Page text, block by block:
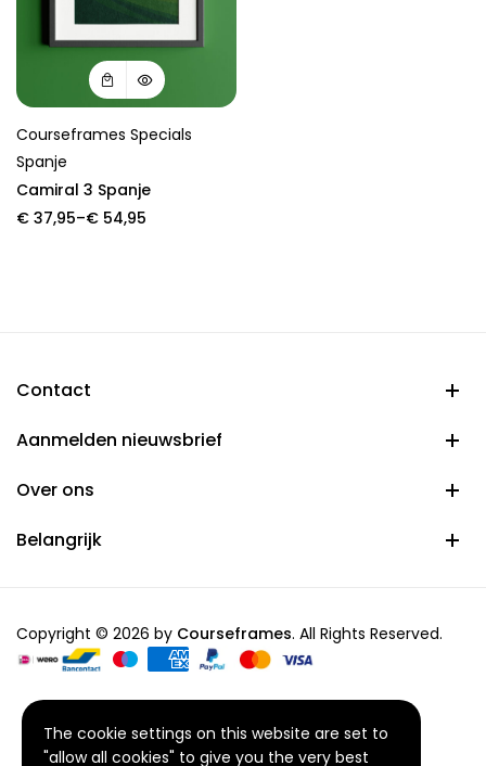
Courseframes Specials
Spanje
Camiral 3 Spanje
€ 37,95–€ 54,95
Price
Contact
Aanmelden nieuwsbrief
Over ons
Belangrijk
Copyright © 2026 by Courseframes. All Rights Reserved.
The cookie settings on this website are set to
"allow all cookies" to give you the very best